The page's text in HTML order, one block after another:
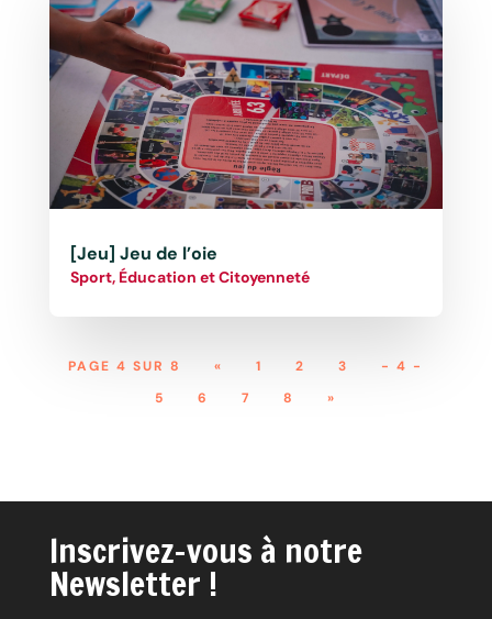
[Jeu] Jeu de l’oie
Sport, Éducation et Citoyenneté
PAGE 4 SUR 8 « 1 2 3
- 4 -
5
6 7 8 »
Inscrivez-vous à notre
Newsletter !